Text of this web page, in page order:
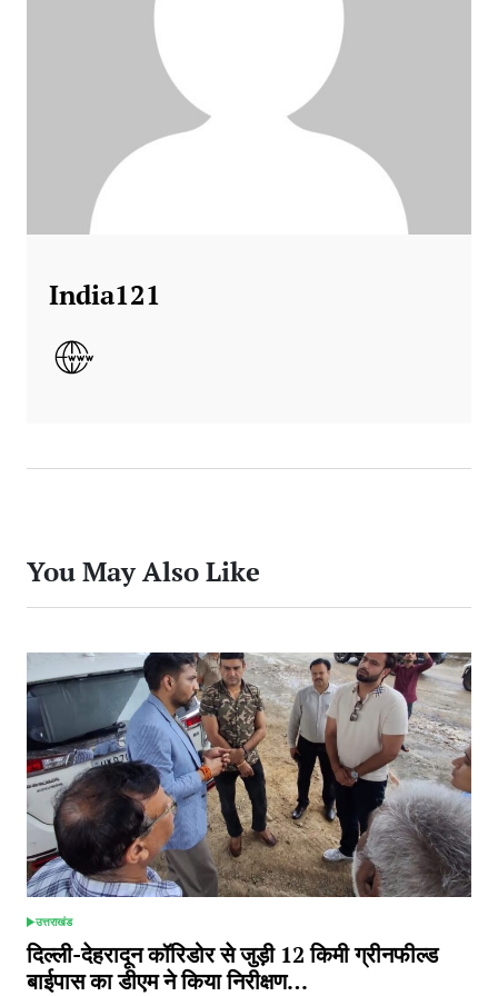
India121
You May Also Like
POSTED
IN
उत्तराखंड
दिल्ली-देहरादून कॉरिडोर से जुड़ी 12 किमी ग्रीनफील्ड
बाईपास का डीएम ने किया निरीक्षण…